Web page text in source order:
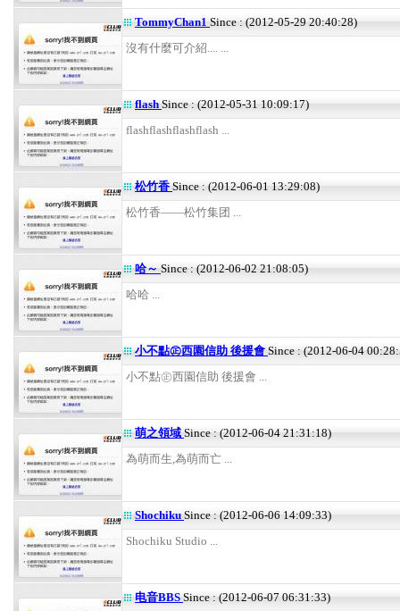
TommyChan1 Since : (2012-05-29 20:40:28)
沒有什麼可介紹.... ...
flash Since : (2012-05-31 10:09:17)
flashflashflashflash ...
松竹香Since : (2012-06-01 13:29:08)
松竹香——松竹集团 ...
哈～ Since : (2012-06-02 21:08:05)
哈哈 ...
小不點㊣西園信助 後援會 Since : (2012-06-04
小不點㊣西園信助 後援會 ...
萌之領域 Since : (2012-06-04 21:31:18)
為萌而生,為萌而亡 ...
Shochiku Since : (2012-06-06 14:09:33)
Shochiku Studio ...
电音BBS Since : (2012-06-07 06:31:33)